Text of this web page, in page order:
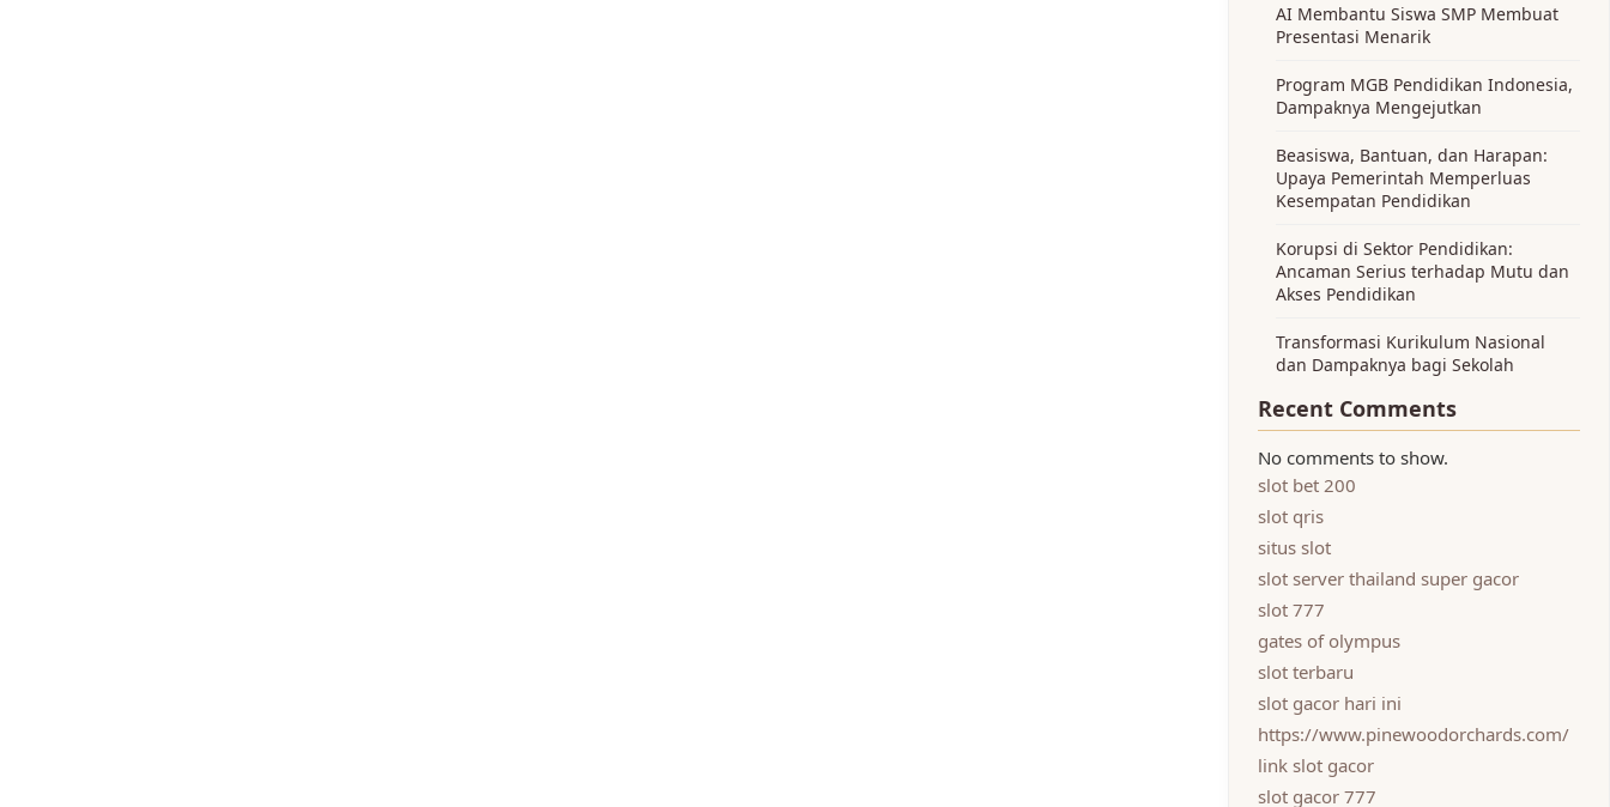
AI Membantu Siswa SMP Membuat
Presentasi Menarik
Program MGB Pendidikan Indonesia,
Dampaknya Mengejutkan
Beasiswa, Bantuan, dan Harapan:
Upaya Pemerintah Memperluas
Kesempatan Pendidikan
Korupsi di Sektor Pendidikan:
Ancaman Serius terhadap Mutu dan
Akses Pendidikan
Transformasi Kurikulum Nasional
dan Dampaknya bagi Sekolah
Recent Comments
No comments to show.
slot bet 200
slot qris
situs slot
slot server thailand super gacor
slot 777
gates of olympus
slot terbaru
slot gacor hari ini
https://www.pinewoodorchards.com/
link slot gacor
slot gacor 777